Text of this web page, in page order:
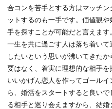
合コンを苦手とする方はマッチ
ットするのも一手です。価値観
手を探すことが可能だと言えます。
一生を共に過ごす人は落ち着い
したいという思いが沸いてきた
要はなく、着実に理想的な相手を
いいかげん恋人を作ってゴール
ら、婚活をスタートすると良い
る相手と巡り会えますから、結婚